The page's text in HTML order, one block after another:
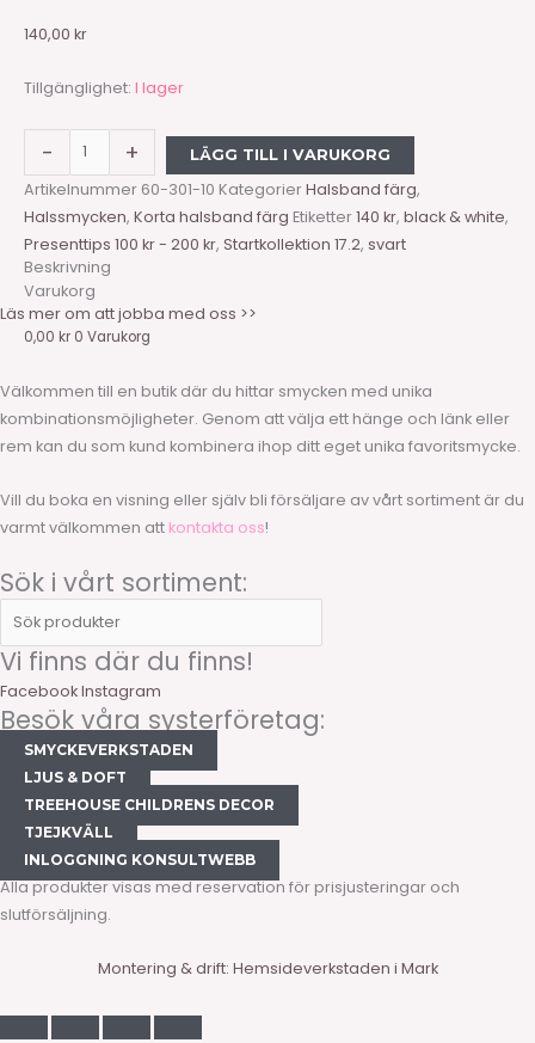
140,00 kr
Tillgänglighet: I lager
- + LÄGG TILL I VARUKORG
Artikelnummer 60-301-10 KategorierHalsband färg,
Halssmycken, Korta halsband färg Etiketter140 kr, black & white,
Presenttips 100 kr - 200 kr, Startkollektion 17.2, svart
Beskrivning
Varukorg
Läs mer om att jobba med oss >>
0,00 kr 0 Varukorg
Välkommen till en butik där du hittar smycken med unika
kombinationsmöjligheter. Genom att välja ett hänge och länk eller
rem kan du som kund kombinera ihop ditt eget unika favoritsmycke.
Vill du boka en visning eller själv bli försäljare av vårt sortiment är du
varmt välkommen att kontakta oss!
Sök i vårt sortiment:
Vi finns där du finns!
FacebookInstagram
Besök våra systerföretag:
SMYCKEVERKSTADEN
LJUS & DOFT
TREEHOUSE CHILDRENS DECOR
TJEJKVÄLL
INLOGGNING KONSULTWEBB
Alla produkter visas med reservation för prisjusteringar och
slutförsäljning.
Montering & drift: Hemsideverkstaden i Mark